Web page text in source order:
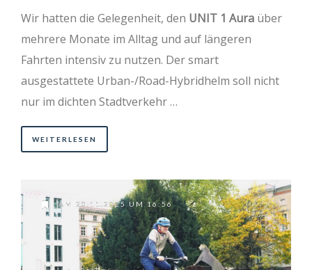
Wir hatten die Gelegenheit, den UNIT 1 Aura über
mehrere Monate im Alltag und auf längeren
Fahrten intensiv zu nutzen. Der smart
ausgestattete Urban-/Road-Hybridhelm soll nicht
nur im dichten Stadtverkehr …
WEITERLESEN
AM 20.11.2025 UM 16:56